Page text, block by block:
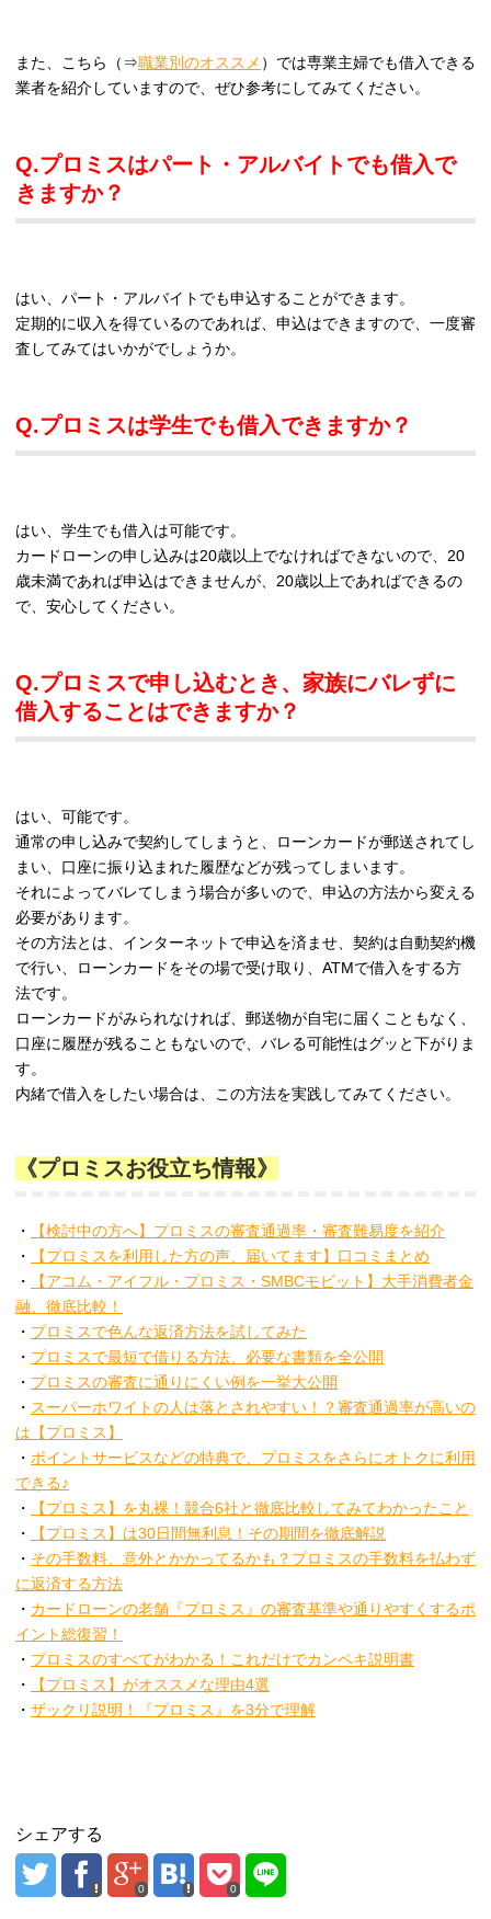
また、こちら（⇒職業別のオススメ ）では専業主婦でも借入できる
業者を紹介していますので、ぜひ参考にしてみてください。
Q.プロミスはパート・アルバイトでも借入で
きますか？
はい、パート・アルバイトでも申込することができます。
定期的に収入を得ているのであれば、申込はできますので、一度審
査してみてはいかがでしょうか。
Q.プロミスは学生でも借入できますか？
はい、学生でも借入は可能です。
カードローンの申し込みは20歳以上でなければできないので、20
歳未満であれば申込はできませんが、20歳以上であればできるの
で、安心してください。
Q.プロミスで申し込むとき、家族にバレずに
借入することはできますか？
はい、可能です。
通常の申し込みで契約してしまうと、ローンカードが郵送されてし
まい、口座に振り込まれた履歴などが残ってしまいます。
それによってバレてしまう場合が多いので、申込の方法から変える
必要があります。
その方法とは、インターネットで申込を済ませ、契約は自動契約機
で行い、ローンカードをその場で受け取り、ATMで借入をする方
法です。
ローンカードがみられなければ、郵送物が自宅に届くこともなく、
口座に履歴が残ることもないので、バレる可能性はグッと下がりま
す。
内緒で借入をしたい場合は、この方法を実践してみてください。
《プロミスお役立ち情報》
・
【検討中の方へ】プロミスの審査通過率・審査難易度を紹介
・
【プロミスを利用した方の声、届いてます】口コミまとめ
・
【アコム・アイフル・プロミス・SMBCモビット】大手消費者金
融、徹底比較！
・ プロミスで色んな返済方法を試してみた
・ プロミスで最短で借りる方法、必要な書類を全公開
・ プロミスの審査に通りにくい例を一挙大公開
・ スーパーホワイトの人は落とされやすい！？審査通過率が高いの
は【プロミス】
・ ポイントサービスなどの特典で、プロミスをさらにオトクに利用
できる♪
・
【プロミス】を丸裸！競合6社と徹底比較してみてわかったこと
・
【プロミス】は30日間無利息！その期間を徹底解説
・ その手数料、意外とかかってるかも？プロミスの手数料を払わず
に返済する方法
・ カードローンの老舗『プロミス』の審査基準や通りやすくするポ
イント総復習！
・ プロミスのすべてがわかる！これだけでカンペキ説明書
・
【プロミス】がオススメな理由4選
・ ザックリ説明！『プロミス』を3分で理解
シェアする
0 0